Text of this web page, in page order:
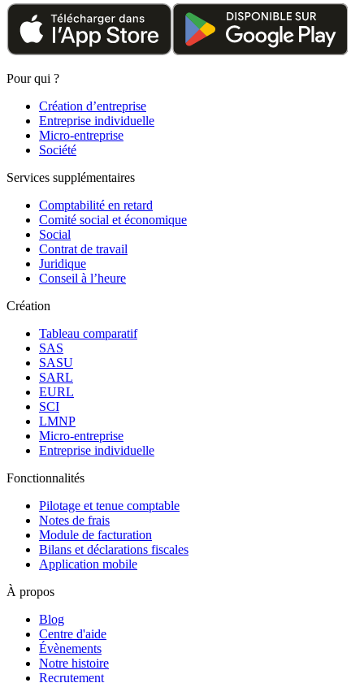
Pour qui ?
Création d’entreprise
Entreprise individuelle
Micro-entreprise
Société
Services supplémentaires
Comptabilité en retard
Comité social et économique
Social
Contrat de travail
Juridique
Conseil à l’heure
Création
Tableau comparatif
SAS
SASU
SARL
EURL
SCI
LMNP
Micro-entreprise
Entreprise individuelle
Fonctionnalités
Pilotage et tenue comptable
Notes de frais
Module de facturation
Bilans et déclarations fiscales
Application mobile
À propos
Blog
Centre d'aide
Évènements
Notre histoire
Recrutement